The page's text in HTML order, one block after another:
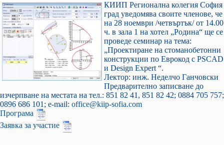
КИИП Регионална колегия София
град уведомява своите членове, че
на 28 ноември /четвъртък/ от 14.00
ч. в зала 1 на хотел „Родина“ ще се
проведе семинар на тема:
„Проектиране на стоманобетонни
конструкции по Еврокод с PSCAD
и Design Expert “.
Лектор: инж. Неделчо Ганчовски
Предварително записване до
изчерпване на местата на тел.: 851 82 41, 851 82 42; 0884 705 757;
0896 686 101; е-mail: office@kiip-sofia.com
Програма
Заявка за участие